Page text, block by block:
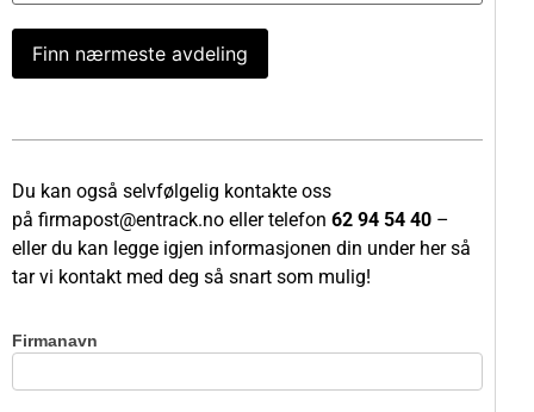
Finn nærmeste avdeling
Du kan også selvfølgelig kontakte oss
på firmapost@entrack.no eller telefon 62 94 54 40 –
eller du kan legge igjen informasjonen din under her så
tar vi kontakt med deg så snart som mulig!
Kontakt
Firmanavn